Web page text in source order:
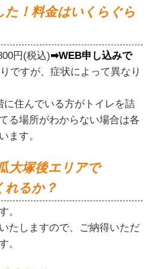
た！料金はいくらぐら
円(税込)➡WEB申し込みで
ですが、症状によって異なり
住んでいる方がトイレを詰
る場所がわからない場合は各
ます。
大塚後エリアで
れるか？
。
たしますので、ご納得いただ
。